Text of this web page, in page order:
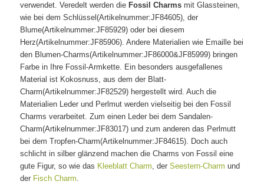
verwendet. Veredelt werden die Fossil Charms mit Glassteinen,
wie bei dem Schlüssel(Artikelnummer:JF84605), der
Blume(Artikelnummer:JF85929) oder bei diesem
Herz(Artikelnummer:JF85906). Andere Materialien wie Emaille bei
den Blumen-Charms(Artikelnummer:JF86000&JF85999) bringen
Farbe in Ihre Fossil-Armkette. Ein besonders ausgefallenes
Material ist Kokosnuss, aus dem der Blatt-
Charm(Artikelnummer:JF82529) hergestellt wird. Auch die
Materialien Leder und Perlmut werden vielseitig bei den Fossil
Charms verarbeitet. Zum einen Leder bei dem Sandalen-
Charm(Artikelnummer:JF83017) und zum anderen das Perlmutt
bei dem Tropfen-Charm(Artikelnummer:JF84615). Doch auch
schlicht in silber glänzend machen die Charms von Fossil eine
gute Figur, so wie das Kleeblatt Charm, derSeestern-Charm und
der Fisch Charm.